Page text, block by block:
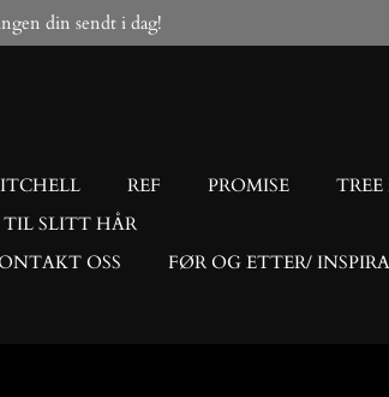
din sendt i dag!
REF PROMISE
TIL SLITT HÅR
OSS
FØR OG ETTER/